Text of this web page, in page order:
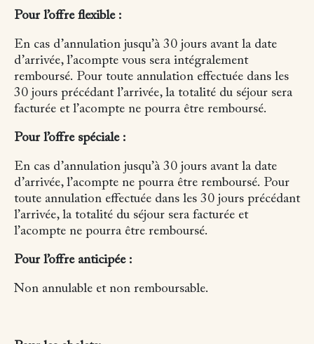
Pour l’offre flexible :
En cas d’annulation jusqu’à 30 jours avant la date
d’arrivée, l’acompte vous sera intégralement
remboursé. Pour toute annulation effectuée dans les
30 jours précédant l’arrivée, la totalité du séjour sera
facturée et l’acompte ne pourra être remboursé.
Pour l’offre spéciale :
En cas d’annulation jusqu’à 30 jours avant la date
d’arrivée, l’acompte ne pourra être remboursé. Pour
toute annulation effectuée dans les 30 jours précédant
l’arrivée, la totalité du séjour sera facturée et
l’acompte ne pourra être remboursé.
Pour l’offre anticipée :
Non annulable et non remboursable.